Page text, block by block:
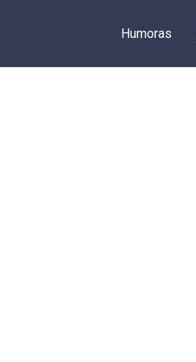
Humoras